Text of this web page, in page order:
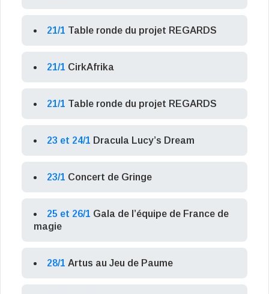
21/1 Table ronde du projet REGARDS
21/1 CirkAfrika
21/1 Table ronde du projet REGARDS
23 et 24/1 Dracula Lucy’s Dream
23/1 Concert de Gringe
25 et 26/1 Gala de l’équipe de France de
magie
28/1 Artus au Jeu de Paume